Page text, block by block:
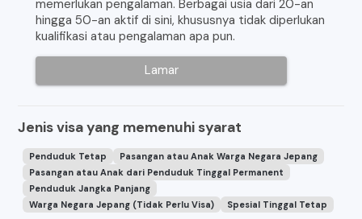
memerlukan pengalaman. Berbagai usia dari 20-an
hingga 50-an aktif di sini, khususnya tidak diperlukan
kualifikasi atau pengalaman apa pun.
Lamar
Jenis visa yang memenuhi syarat
Penduduk Tetap
Pasangan atau Anak Warga Negara Jepang
Pasangan atau Anak dari Penduduk Tinggal Permanent
Penduduk Jangka Panjang
Warga Negara Jepang (Tidak Perlu Visa)
Spesial Tinggal Tetap